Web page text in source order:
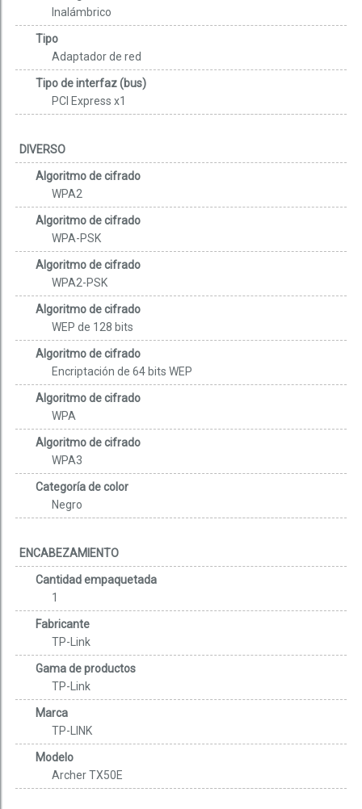
Inalámbrico
Tipo
Adaptador de red
Tipo de interfaz (bus)
PCI Express x1
DIVERSO
Algoritmo de cifrado
WPA2
Algoritmo de cifrado
WPA-PSK
Algoritmo de cifrado
WPA2-PSK
Algoritmo de cifrado
WEP de 128 bits
Algoritmo de cifrado
Encriptación de 64 bits WEP
Algoritmo de cifrado
WPA
Algoritmo de cifrado
WPA3
Categoría de color
Negro
ENCABEZAMIENTO
Cantidad empaquetada
1
Fabricante
TP-Link
Gama de productos
TP-Link
Marca
TP-LINK
Modelo
Archer TX50E